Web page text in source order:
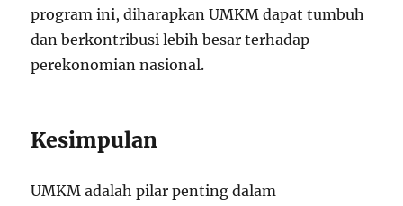
program ini, diharapkan UMKM dapat tumbuh
dan berkontribusi lebih besar terhadap
perekonomian nasional.
Kesimpulan
UMKM adalah pilar penting dalam